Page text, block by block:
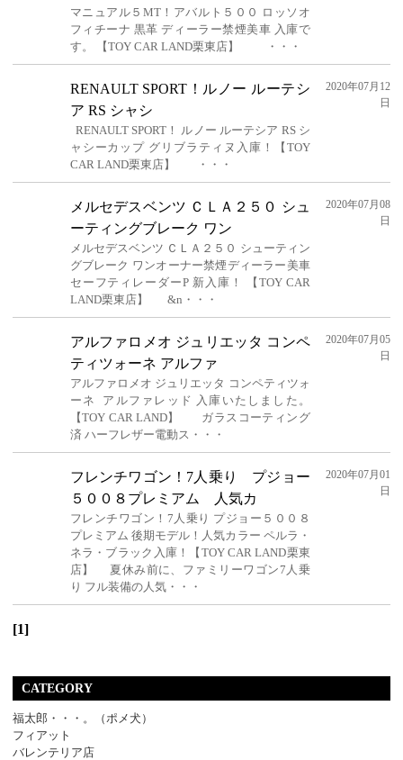
マニュアル５MT！アバルト５００ ロッソオ
フィチーナ 黒革 ディーラー禁煙美車 入庫で
す。 【TOY CAR LAND栗東店】 ・・・
RENAULT SPORT！ルノー ルーテシ
ア RS シャシ
RENAULT SPORT！ ルノー ルーテシア RS シ
ャシーカップ グリブラティヌ入庫！【TOY
CAR LAND栗東店】 ・・・
2020年07月12
日
メルセデスベンツ ＣＬＡ２５０ シュ
ーティングブレーク ワン
メルセデスベンツ ＣＬＡ２５０ シューティン
グブレーク ワンオーナー禁煙ディーラー美車
セーフティレーダーP 新入庫！ 【TOY CAR
LAND栗東店】 &n・・・
2020年07月08
日
アルファロメオ ジュリエッタ コンペ
ティツォーネ アルファ
アルファロメオ ジュリエッタ コンペティツォ
ーネ アルファレッド 入庫いたしました。
【TOY CAR LAND】 ガラスコーティング
済 ハーフレザー電動ス・・・
2020年07月05
日
フレンチワゴン！7人乗り プジョー
５００８プレミアム 人気カ
フレンチワゴン！7人乗り プジョー５００８
プレミアム 後期モデル！人気カラー ペルラ・
ネラ・ブラック入庫！【TOY CAR LAND栗東
店】 夏休み前に、ファミリーワゴン7人乗
り フル装備の人気・・・
2020年07月01
日
[1]
CATEGORY
福太郎・・・。（ポメ犬）
フィアット
バレンテリア店